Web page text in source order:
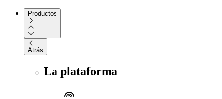
Productos
Atrás
La plataforma